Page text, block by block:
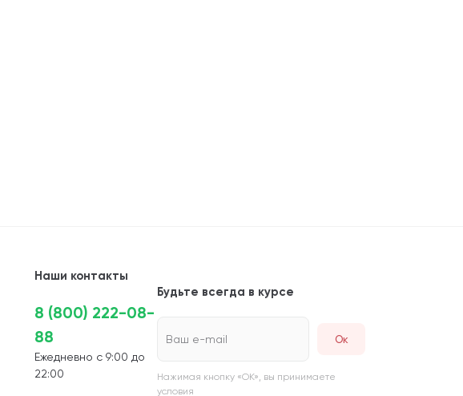
Наши контакты
8 (800) 222-08-
88
Ежедневно с 9:00 до
22:00
Будьте всегда в курсе
Ваш e-mail
Нажимая кнопку «ОК», вы принимаете
условия